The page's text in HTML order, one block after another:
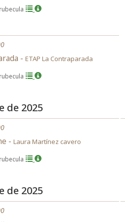
- ETAP La Contraparada
de 2025
- Laura Martínez cavero
de 2025